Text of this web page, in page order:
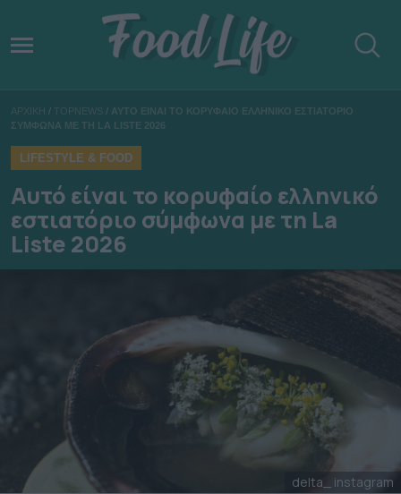
ΑΡΧΙΚΗ / TOPNEWS / ΑΥΤΟ ΕΙΝΑΙ ΤΟ ΚΟΡΥΦΑΙΟ ΕΛΛΗΝΙΚΟ ΕΣΤΙΑΤΟΡΙΟ
ΣΥΜΦΩΝΑ ΜΕ ΤΗ LA LISTE 2026
LIFESTYLE & FOOD
Αυτό είναι το κορυφαίο ελληνικό
εστιατόριο σύμφωνα με τη La
Liste 2026
delta_ instagram